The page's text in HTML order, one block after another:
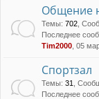
Общение
Темы: 702
Последнее
Tim2000 , 05
Спортзал
Темы: 31
Последнее